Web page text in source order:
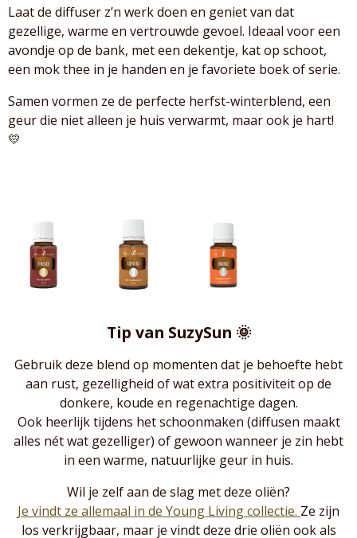
Laat de diffuser z’n werk doen en geniet van dat
gezellige, warme en vertrouwde gevoel. Ideaal voor een
avondje op de bank, met een dekentje, kat op schoot,
een mok thee in je handen en je favoriete boek of serie.
Samen vormen ze de perfecte herfst-winterblend, een
geur die niet alleen je huis verwarmt, maar ook je hart!
💛
Tip van SuzySun 🌞
Gebruik deze blend op momenten dat je behoefte hebt
aan rust, gezelligheid of wat extra positiviteit op de
donkere, koude en regenachtige dagen.
Ook heerlijk tijdens het schoonmaken (diffusen maakt
alles nét wat gezelliger) of gewoon wanneer je zin hebt
in een warme, natuurlijke geur in huis.
Wil je zelf aan de slag met deze oliën?
Je vindt ze allemaal in de Young Living collectie. Ze zijn
los verkrijgbaar, maar je vindt deze drie oliën ook als